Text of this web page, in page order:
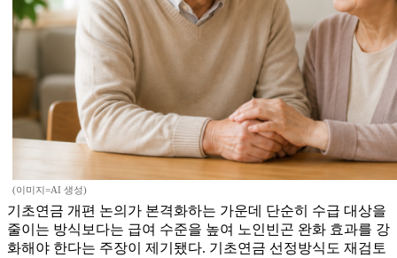
(이미지=AI 생성)
기초연금 개편 논의가 본격화하는 가운데 단순히 수급 대상을
줄이는 방식보다는 급여 수준을 높여 노인빈곤 완화 효과를 강
화해야 한다는 주장이 제기됐다. 기초연금 선정방식도 재검토